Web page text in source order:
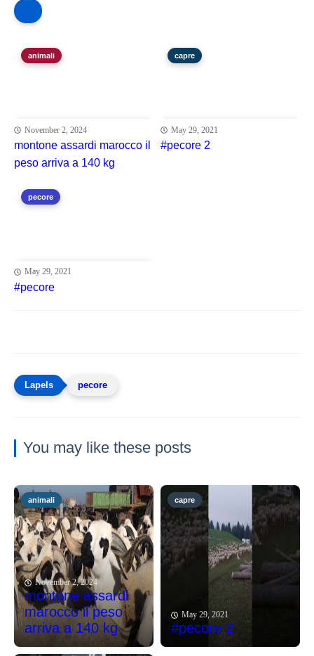
animali
November 2, 2024
montone assardi marocco il
peso arriva a 140 kg
capre
May 29, 2021
#pecore 2
pecore
May 29, 2021
#pecore
pecore
You may like these posts
animali
November 2, 2024
montone assardi
marocco il peso
arriva a 140 kg
capre
May 29, 2021
#pecore 2